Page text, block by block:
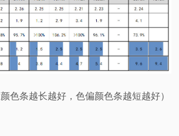
色条越长越好，色偏颜色条越短越好）